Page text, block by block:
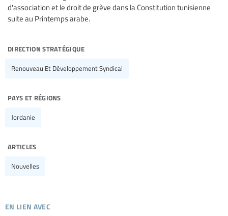
d'association et le droit de grève dans la Constitution tunisienne
suite au Printemps arabe.
direction stratégique
Renouveau Et Développement Syndical
pays et régions
Jordanie
articles
Nouvelles
en lien avec